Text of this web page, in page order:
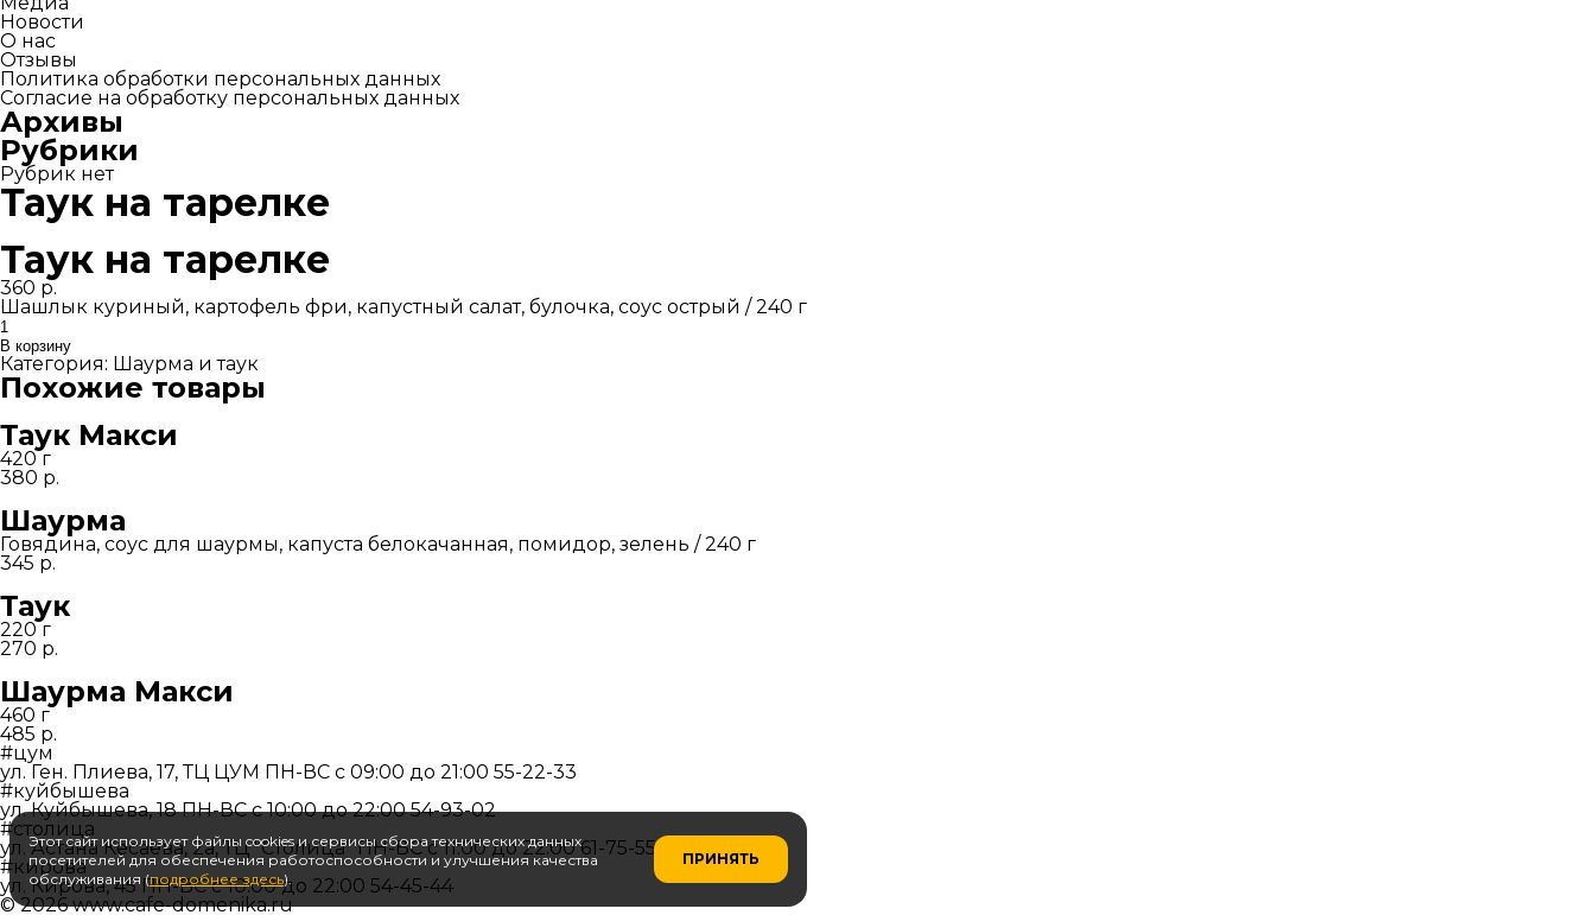
Новости
О нас
Отзывы
Политика обработки персональных данных
Согласие на обработку персональных данных
Архивы
Рубрики
Рубрик нет
Таук на тарелке
Таук на тарелке
360 р.
Шашлык куриный, картофель фри, капустный салат, булочка, соус острый / 240 г
Количество
товара
Таук
на
тарелке
В корзину
Категория: Шаурма и таук
Похожие товары
Таук Макси
420 г
380 р.
Шаурма
Говядина, соус для шаурмы, капуста белокачанная, помидор, зелень / 240 г
345 р.
Таук
220 г
270 р.
Шаурма Макси
460 г
485 р.
#цум
ул. Ген. Плиева, 17, ТЦ ЦУМ ПН-ВС c 09:00 до 21:00 55-22-33
#куйбышева
ул. Куйбышева, 18ПН-ВС c 10:00 до 22:0054-93-02
#столица
ул. Астана Кесаева, 2а, ТЦ "Столица"ПН-ВС c 11:00 до 22:0061-75-55
#кирова
ул. Кирова, 45ПН-ВС c 10:00 до 22:00 54-45-44
© 2026 www.cafe-domenika.ru
Этот сайт использует файлы cookies и сервисы сбора технических данных
посетителей для обеспечения работоспособности и улучшения качества
обслуживания (подробнее здесь).
ПРИНЯТЬ